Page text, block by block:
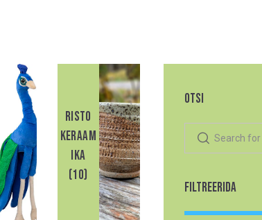
Risto
Keraam
ika
(10)
OTSI
FILTREERIDA